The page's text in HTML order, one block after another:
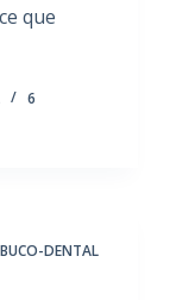
que
6
DENTAL